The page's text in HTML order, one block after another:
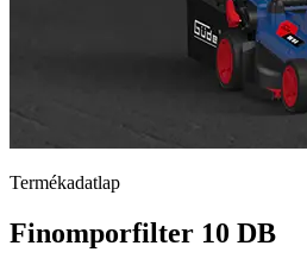
Termékadatlap
Finomporfilter 10 DB